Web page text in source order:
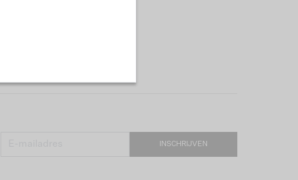
INSCHRIJVEN